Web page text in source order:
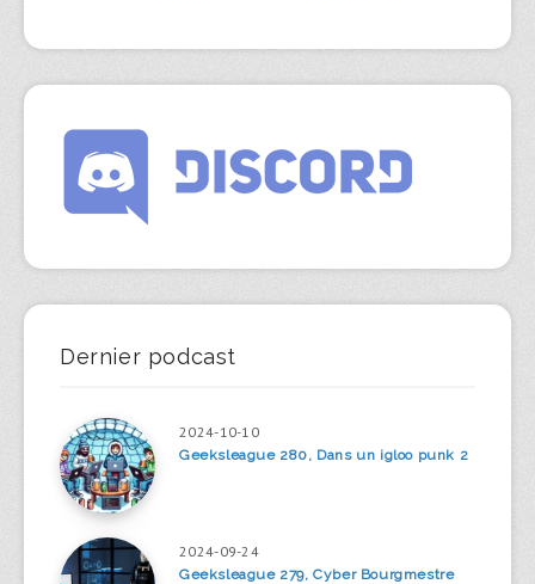
Dernier podcast
2024-10-10
Geeksleague 280, Dans un igloo punk 2
2024-09-24
Geeksleague 279, Cyber Bourgmestre